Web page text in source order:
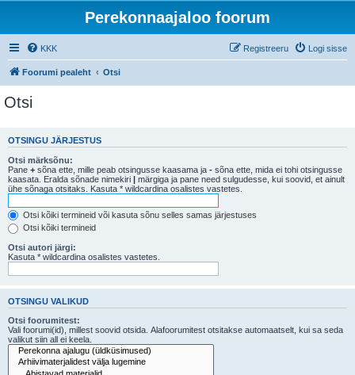
Perekonnaajaloo foorum
KKK Logi sisse
Registreeru
Foorumi pealeht Otsi
Otsi
OTSINGU JÄRJESTUS
Otsi märksõnu:
Pane + sõna ette, mille peab otsingusse kaasama ja - sõna ette, mida ei tohi otsingusse
kaasata. Eralda sõnade nimekiri | märgiga ja pane need sulgudesse, kui soovid, et ainult
ühe sõnaga otsitaks. Kasuta * wildcardina osalistes vastetes.
Otsi kõiki termineid või kasuta sõnu selles samas järjestuses
Otsi kõiki termineid
Otsi autori järgi:
Kasuta * wildcardina osalistes vastetes.
OTSINGU VALIKUD
Otsi foorumitest:
Vali foorumi(id), millest soovid otsida. Alafoorumitest otsitakse automaatselt, kui sa seda
valikut siin all ei keela.